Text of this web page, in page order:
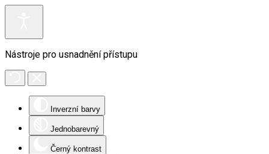
Nástroje pro usnadnění přístupu
Inverzní barvy
Jednobarevný
Černý kontrast